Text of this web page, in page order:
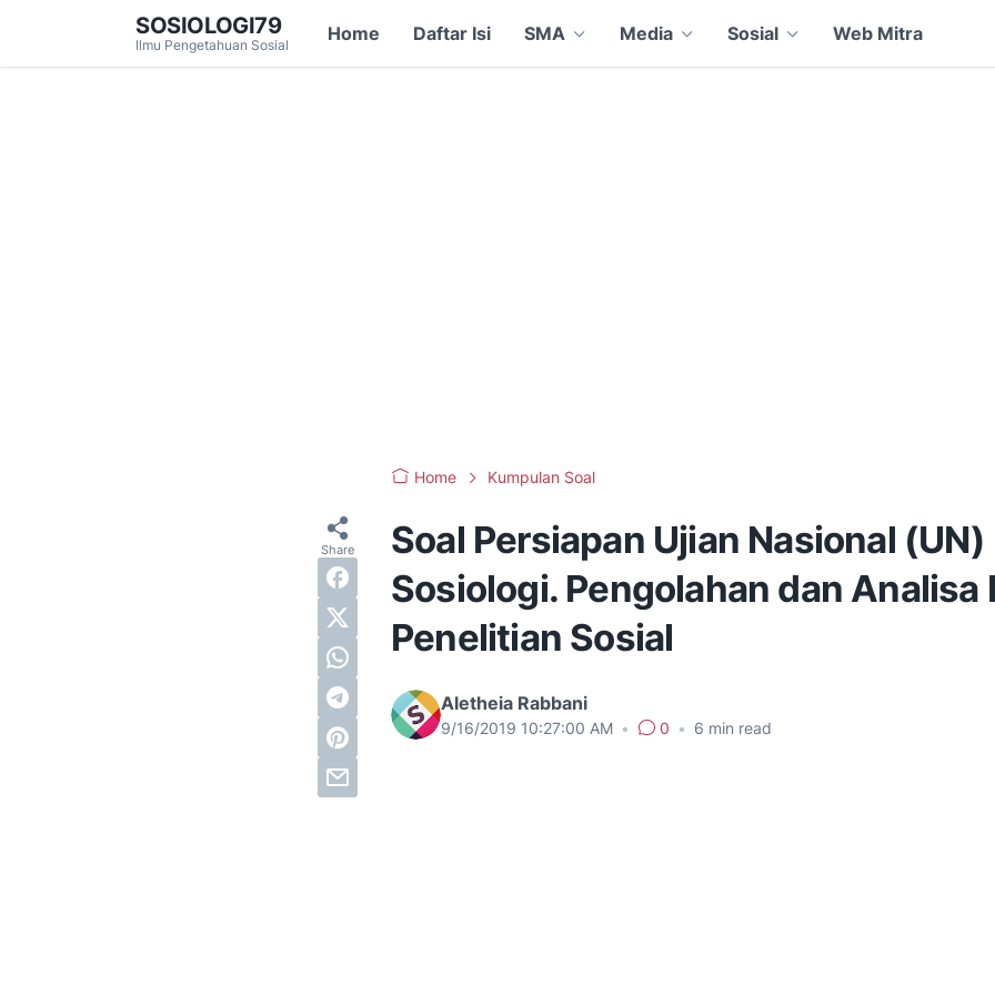
SOSIOLOGI79
Ilmu Pengetahuan Sosial
Home Daftar Isi SMA Media Sosial Web Mitra
Home Kumpulan Soal
Soal Persiapan Ujian Nasional (UN)
Sosiologi. Pengolahan dan Analisa
Penelitian Sosial
Aletheia Rabbani
9/16/2019 10:27:00 AM • 0 • 6 min read